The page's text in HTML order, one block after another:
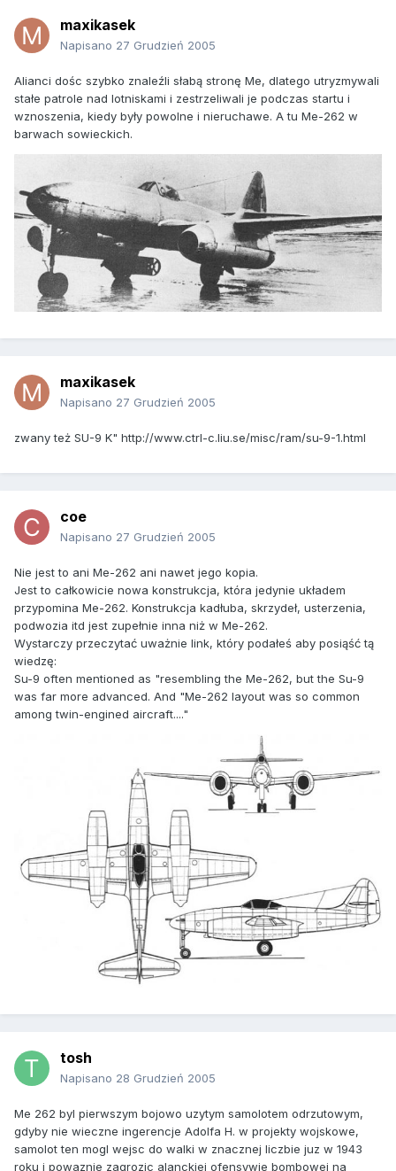
maxikasek
Napisano 27 Grudzień 2005
Alianci dośc szybko znaleźli słabą stronę Me, dlatego utryzmywali
stałe patrole nad lotniskami i zestrzeliwali je podczas startu i
wznoszenia, kiedy były powolne i nieruchawe. A tu Me-262 w
barwach sowieckich.
maxikasek
Napisano 27 Grudzień 2005
zwany też SU-9 K" http://www.ctrl-c.liu.se/misc/ram/su-9-1.html
coe
Napisano 27 Grudzień 2005
Nie jest to ani Me-262 ani nawet jego kopia.
Jest to całkowicie nowa konstrukcja, która jedynie układem
przypomina Me-262. Konstrukcja kadłuba, skrzydeł, usterzenia,
podwozia itd jest zupełnie inna niż w Me-262.
Wystarczy przeczytać uważnie link, który podałeś aby posiąść tą
wiedzę:
Su-9 often mentioned as "resembling the Me-262, but the Su-9
was far more advanced. And "Me-262 layout was so common
among twin-engined aircraft...."
tosh
Napisano 28 Grudzień 2005
Me 262 byl pierwszym bojowo uzytym samolotem odrzutowym,
gdyby nie wieczne ingerencje Adolfa H. w projekty wojskowe,
samolot ten mogl wejsc do walki w znacznej liczbie juz w 1943
roku i powaznie zagrozic alanckiej ofensywie bombowej na